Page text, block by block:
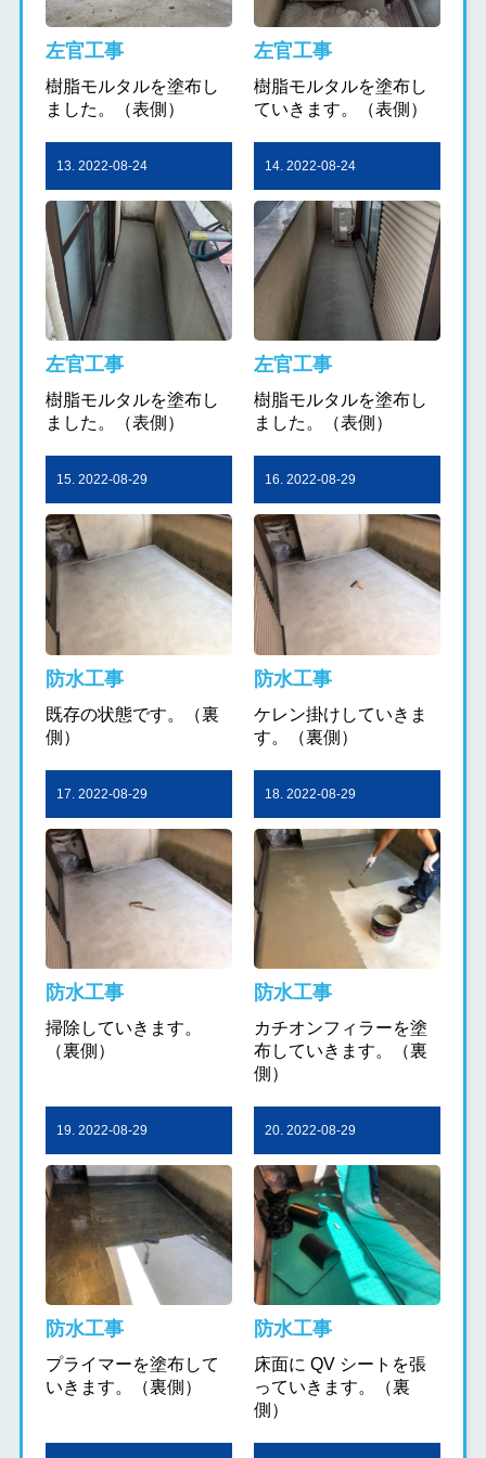
左官工事
樹脂モルタルを塗布し
ました。（表側）
左官工事
樹脂モルタルを塗布し
ていきます。（表側）
13. 2022-08-24
左官工事
樹脂モルタルを塗布し
ました。（表側）
14. 2022-08-24
左官工事
樹脂モルタルを塗布し
ました。（表側）
15. 2022-08-29
防水工事
既存の状態です。（裏
側）
16. 2022-08-29
防水工事
ケレン掛けしていきま
す。（裏側）
17. 2022-08-29
防水工事
掃除していきます。
（裏側）
18. 2022-08-29
防水工事
カチオンフィラーを塗
布していきます。（裏
側）
19. 2022-08-29
防水工事
プライマーを塗布して
いきます。（裏側）
20. 2022-08-29
防水工事
床面に QV シートを張
っていきます。（裏
側）